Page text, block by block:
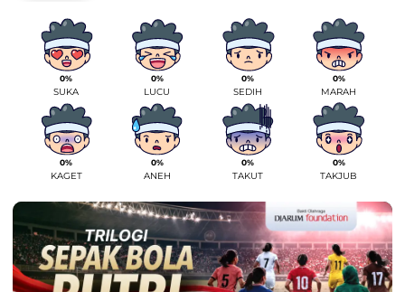
0%
SUKA
0%
LUCU
0%
SEDIH
0%
MARAH
0%
KAGET
0%
ANEH
0%
TAKUT
0%
TAKJUB